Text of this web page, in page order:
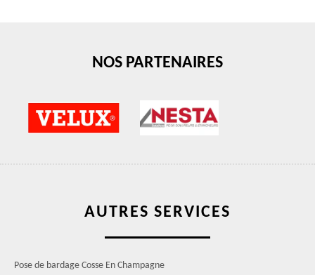
NOS PARTENAIRES
AUTRES SERVICES
Pose de bardage Cosse En Champagne